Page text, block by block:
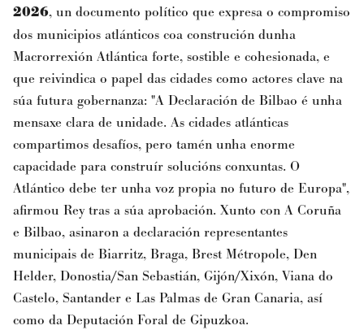
2026, un documento político que expresa o compromiso
dos municipios atlánticos coa construción dunha
Macrorrexión Atlántica forte, sostible e cohesionada, e
que reivindica o papel das cidades como actores clave na
súa futura gobernanza: "A Declaración de Bilbao é unha
mensaxe clara de unidade. As cidades atlánticas
compartimos desafíos, pero tamén unha enorme
capacidade para construír solucións conxuntas. O
Atlántico debe ter unha voz propia no futuro de Europa",
afirmou Rey tras a súa aprobación. Xunto con A Coruña
e Bilbao, asinaron a declaración representantes
municipais de Biarritz, Braga, Brest Métropole, Den
Helder, Donostia/San Sebastián, Gijón/Xixón, Viana do
Castelo, Santander e Las Palmas de Gran Canaria, así
como da Deputación Foral de Gipuzkoa.